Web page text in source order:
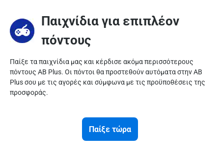
Παιχνίδια για επιπλέον
πόντους
Παίξε τα παιχνίδια μας και κέρδισε ακόμα περισσότερους
πόντους AB Plus. Οι πόντοι θα προστεθούν αυτόματα στην AB
Plus σου με τις αγορές και σύμφωνα με τις προϋποθέσεις της
προσφοράς.
Παίξε τώρα